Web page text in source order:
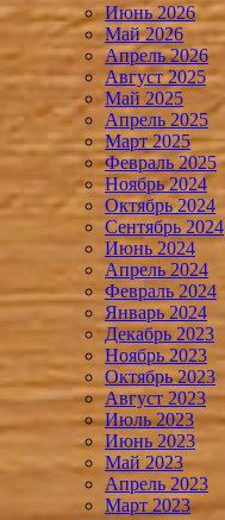
Июнь 2026
Май 2026
Апрель 2026
Август 2025
Май 2025
Апрель 2025
Март 2025
Февраль 2025
Ноябрь 2024
Октябрь 2024
Сентябрь 2024
Июнь 2024
Апрель 2024
Февраль 2024
Январь 2024
Декабрь 2023
Ноябрь 2023
Октябрь 2023
Август 2023
Июль 2023
Июнь 2023
Май 2023
Апрель 2023
Март 2023